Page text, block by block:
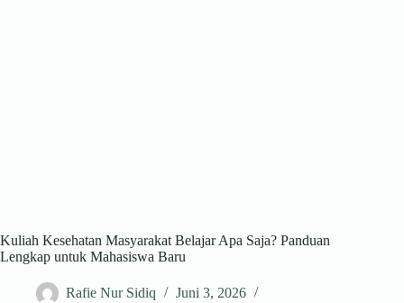
Kuliah Kesehatan Masyarakat Belajar Apa Saja? Panduan
Lengkap untuk Mahasiswa Baru
Rafie Nur Sidiq
Juni 3, 2026